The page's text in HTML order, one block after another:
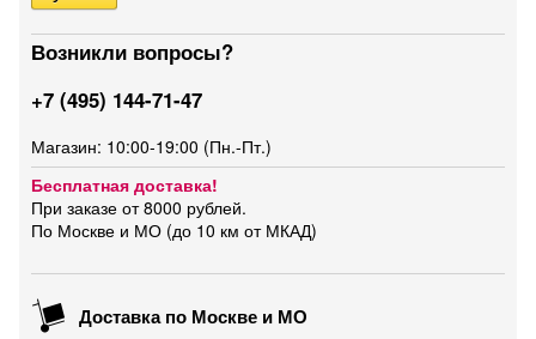
Возникли вопросы?
+7 (495) 144-71-47
Магазин: 10:00-19:00 (Пн.-Пт.)
Бесплатная доставка!
При заказе от 8000 рублей.
По Москве и МО (до 10 км от МКАД)
Доставка по Москве и МО